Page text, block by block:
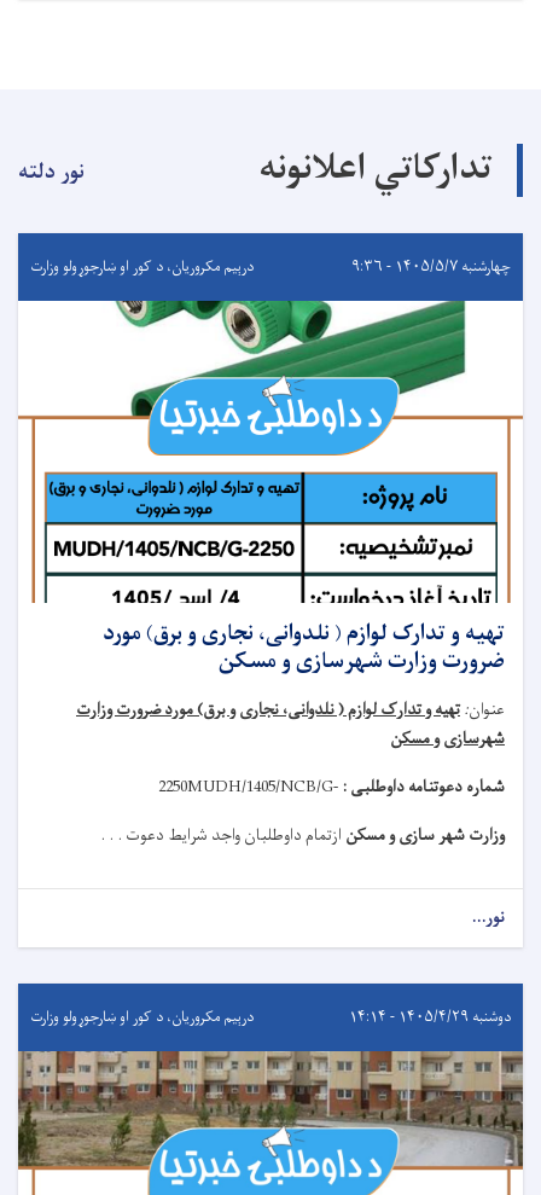
تدارکاتي اعلانونه نور دلته
چهارشنبه ۱۴۰۵/۵/۷ - ۹:۳۶ درېيم مکروریان، د کور او ښارجوړولو وزارت
تهیه و تدارک لوازم ( نلدوانی، نجاری و برق) مورد
ضرورت وزارت شهرسازی و مسکن
عنوان:تهیه و تدارک لوازم ( نلدوانی، نجاری و برق) مورد ضرورت وزارت
شهرسازی و مسکن
شماره دعوتنامه داوطلبی : MUDH/1405/NCB/G-
2250
وزارت شهر سازی و مسکن ازتمام داوطلبان واجد شرایط دعوت . . .
نور...
دوشنبه ۱۴۰۵/۴/۲۹ - ۱۴:۱۴ درېيم مکروریان، د کور او ښارجوړولو وزارت